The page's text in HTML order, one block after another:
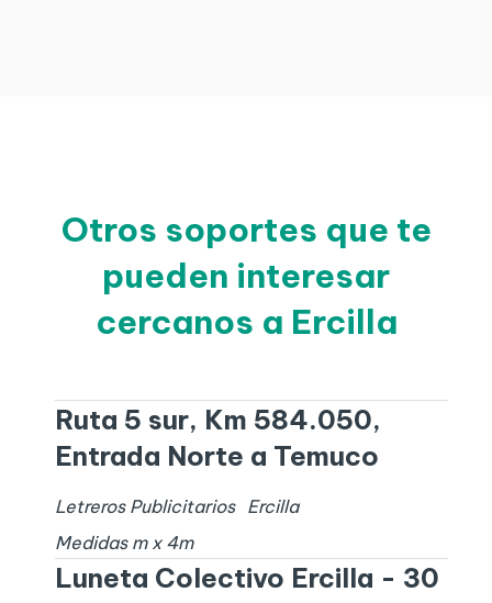
Otros soportes que te
pueden interesar
cercanos a Ercilla
Ruta 5 sur, Km 584.050,
Entrada Norte a Temuco
Letreros Publicitarios
Ercilla
Medidas m x 4m
Luneta Colectivo Ercilla - 30